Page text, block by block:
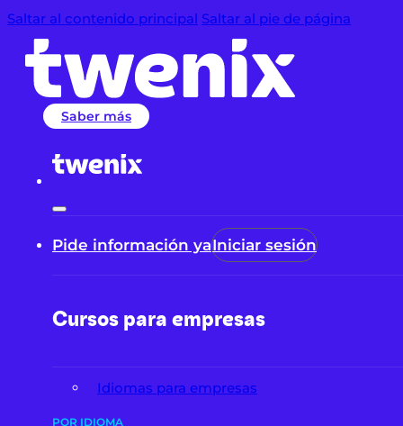
Saltar al contenido principal Saltar al pie de página
Saber más
Pide información yaIniciar sesión
Cursos para empresas
Idiomas para empresas
POR IDIOMA